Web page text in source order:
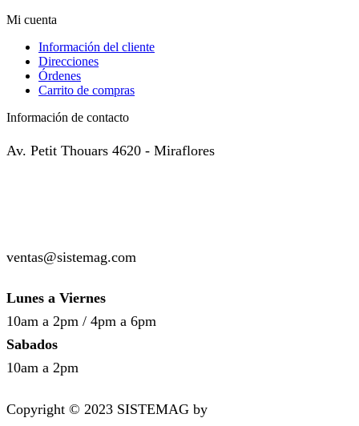
Mi cuenta
Información del cliente
Direcciones
Órdenes
Carrito de compras
Información de contacto
Av. Petit Thouars 4620 - Miraflores
ventas@sistemag.com
Lunes a Viernes
10am a 2pm / 4pm a 6pm
Sabados
10am a 2pm
Copyright © 2023 SISTEMAG by